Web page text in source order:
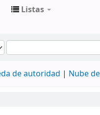
Listas
de autoridad Nube